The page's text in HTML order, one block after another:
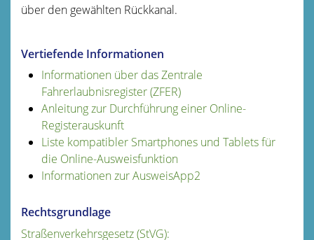
über den gewählten Rückkanal.
Vertiefende Informationen
Informationen über das Zentrale
Fahrerlaubnisregister (ZFER)
Anleitung zur Durchführung einer Online-
Registerauskunft
Liste kompatibler Smartphones und Tablets für
die Online-Ausweisfunktion
Informationen zur AusweisApp2
Rechtsgrundlage
Straßenverkehrsgesetz (StVG):